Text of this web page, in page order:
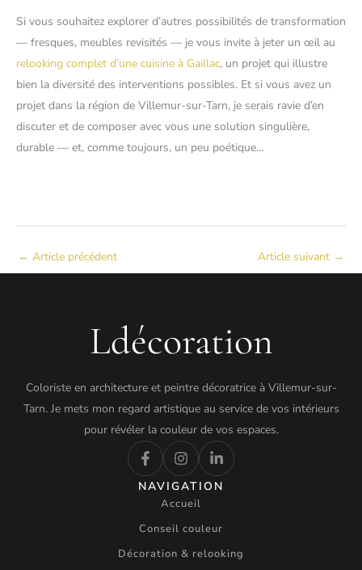
Si vous souhaitez explorer d’autres possibilités de transformation
— fresques, meubles revisités — je vous invite à jeter un œil au
relooking complet d’une cuisine à Gaillac, un projet qui illustre
bien la diversité des interventions possibles. Et si vous avez un
projet dans la région de Villemur-sur-Tarn, je serais ravie d’en
discuter et de composer avec vous une solution singulière,
durable — et, comme toujours, un peu poétique…
← Article précédent Article suivant →
Ldécoration
Coloriste en architecture et peintre décoratrice à Villemur-sur-
Tarn. Je mets mon regard artistique au service de vos intérieurs
pour révéler la couleur de vos espaces.
NAVIGATION
Accueil
Conseil couleur
Décoration & relooking